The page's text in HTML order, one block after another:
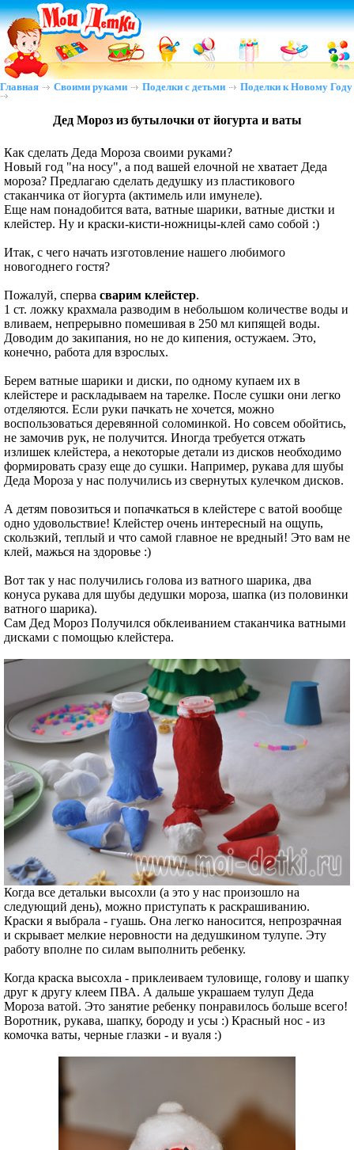
Главная Своими руками Поделки с детьми Поделки к Новому Году
Дед Мороз из бутылочки от йогурта и ваты
Как сделать Деда Мороза своими руками?
Новый год "на носу", а под вашей елочной не хватает Деда
мороза? Предлагаю сделать дедушку из пластикового
стаканчика от йогурта (актимель или имунеле).
Еще нам понадобится вата, ватные шарики, ватные дистки и
клейстер. Ну и краски-кисти-ножницы-клей само собой :)
Итак, с чего начать изготовление нашего любимого
новогоднего гостя?
Пожалуй, сперва сварим клейстер.
1 ст. ложку крахмала разводим в небольшом количестве воды и
вливаем, непрерывно помешивая в 250 мл кипящей воды.
Доводим до закипания, но не до кипения, остужаем. Это,
конечно, работа для взрослых.
Берем ватные шарики и диски, по одному купаем их в
клейстере и раскладываем на тарелке. После сушки они легко
отделяются. Если руки пачкать не хочется, можно
воспользоваться деревянной соломинкой. Но совсем обойтись,
не замочив рук, не получится. Иногда требуется отжать
излишек клейстера, а некоторые детали из дисков необходимо
формировать сразу еще до сушки. Например, рукава для шубы
Деда Мороза у нас получились из свернутых кулечком дисков.
А детям повозиться и попачкаться в клейстере с ватой вообще
одно удовольствие! Клейстер очень интересный на ощупь,
скользкий, теплый и что самой главное не вредный! Это вам не
клей, мажься на здоровье :)
Вот так у нас получились голова из ватного шарика, два
конуса рукава для шубы дедушки мороза, шапка (из половинки
ватного шарика).
Сам Дед Мороз Получился обклеиванием стаканчика ватными
дисками с помощью клейстера.
Когда все детальки высохли (а это у нас произошло на
следующий день), можно приступать к раскрашиванию.
Краски я выбрала - гуашь. Она легко наносится, непрозрачная
и скрывает мелкие неровности на дедушкином тулупе. Эту
работу вполне по силам выполнить ребенку.
Когда краска высохла - приклеиваем туловище, голову и шапку
друг к другу клеем ПВА. А дальше украшаем тулуп Деда
Мороза ватой. Это занятие ребенку понравилось больше всего!
Воротник, рукава, шапку, бороду и усы :) Красный нос - из
комочка ваты, черные глазки - и вуаля :)